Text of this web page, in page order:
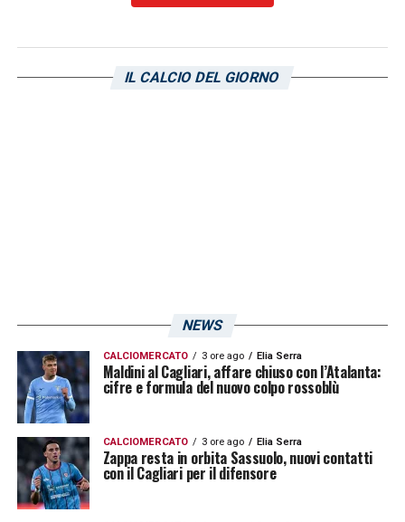
. In questo momento gli isolani
rimanerci, però, occorre pensare meno ad
IL CALCIO DEL GIORNO
NEWS
CALCIOMERCATO 3 ore ago Elia Serra
Maldini al Cagliari, affare chiuso con l’Atalanta:
cifre e formula del nuovo colpo rossoblù
CALCIOMERCATO 3 ore ago Elia Serra
Zappa resta in orbita Sassuolo, nuovi contatti
con il Cagliari per il difensore